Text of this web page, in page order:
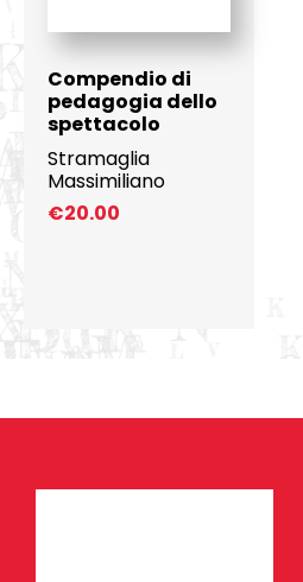
Compendio di
pedagogia dello
spettacolo
Stramaglia
Massimiliano
€20.00